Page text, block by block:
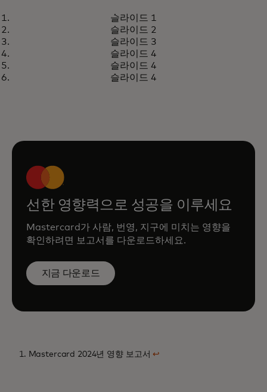
더 탄력적인 내일을 위한 오늘의
슬라이드 1
슬라이드 2
슬라이드 3
슬라이드 4
슬라이드 4
슬라이드 4
선한 영향력으로 성공을 이루세요
Mastercard가 사람, 번영, 지구에 미치는 영향을
확인하려면 보고서를 다운로드하세요.
지금 다운로드
1. Mastercard 2024년 영향 보고서↩